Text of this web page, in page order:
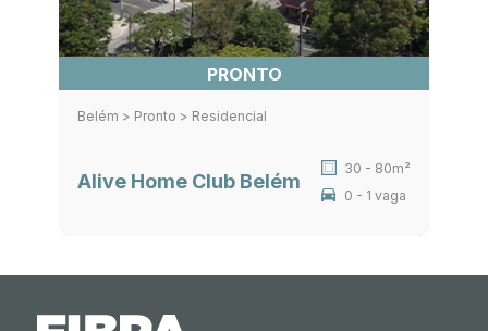
PRONTO
Belém > Pronto > Residencial
Alive Home Club Belém
30 - 80m²
0 - 1 vaga